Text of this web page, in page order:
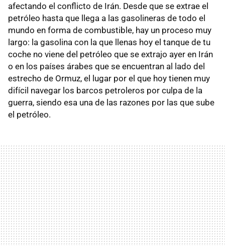
afectando el conflicto de Irán. Desde que se extrae el
petróleo hasta que llega a las gasolineras de todo el
mundo en forma de combustible, hay un proceso muy
largo: la gasolina con la que llenas hoy el tanque de tu
coche no viene del petróleo que se extrajo ayer en Irán
o en los países árabes que se encuentran al lado del
estrecho de Ormuz, el lugar por el que hoy tienen muy
difícil navegar los barcos petroleros por culpa de la
guerra, siendo esa una de las razones por las que sube
el petróleo.